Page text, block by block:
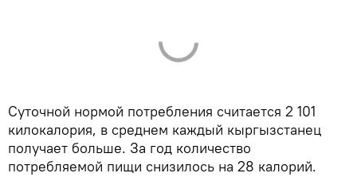
Суточной нормой потребления считается 2 101
килокалория, в среднем каждый кыргызстанец
получает больше. За год количество
потребляемой пищи снизилось на 28 калорий.